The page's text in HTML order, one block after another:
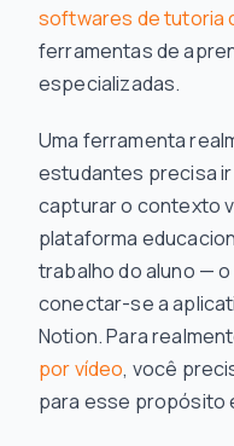
softwares de tutoria
ferramentas de
especializadas.
Uma ferramenta
estudantes precisa ir
capturar o contexto
plataforma
trabalho do aluno —
conectar-se a
Notion. Para
por vídeo, você
para esse propósito